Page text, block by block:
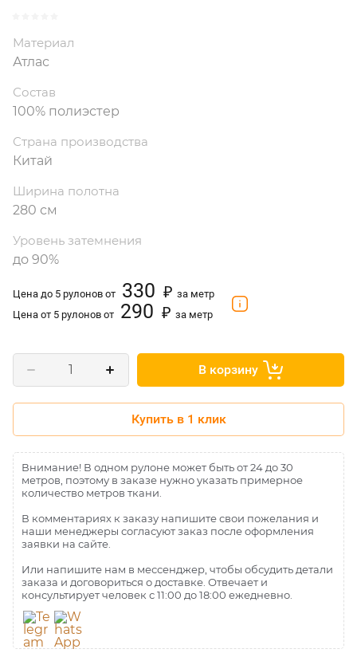
Материал
Атлас
Состав
100% полиэстер
Страна производства
Китай
Ширина полотна
280 см
Уровень затемнения
до 90%
Цена до 5 рулонов от 330 ₽ за метр
Цена от 5 рулонов от 290 ₽ за метр
В корзину
Купить в 1 клик
Внимание! В одном рулоне может быть от 24 до 30
метров, поэтому в заказе нужно указать примерное
количество метров ткани.
В комментариях к заказу напишите свои пожелания и
наши менеджеры согласуют заказ после оформления
заявки на сайте.
Или напишите нам в мессенджер, чтобы обсудить детали
заказа и договориться о доставке. Отвечает и
консультирует человек с 11:00 до 18:00 ежедневно.